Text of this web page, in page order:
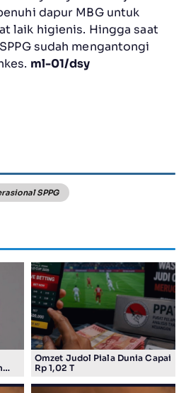
dapur MBG untuk
laik higienis. Hingga saat
sudah mengantongi
ml-01/dsy
SPPG
Omzet Judol Piala Dunia Capai
Rp 1,02 T